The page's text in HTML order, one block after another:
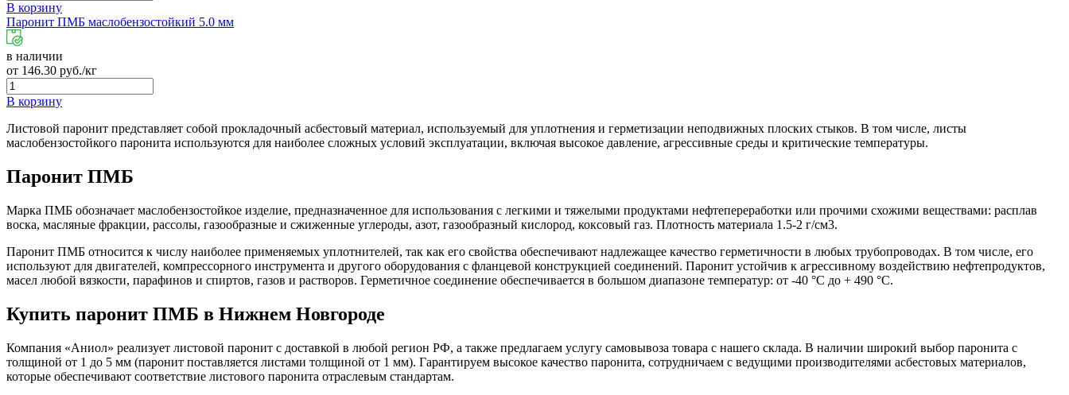
В корзину
Паронит ПМБ маслобензостойкий 5.0 мм
в наличии
от 146.30 руб./кг
В корзину
Листовой паронит представляет собой прокладочный асбестовый материал, используемый для уплотнения и герметизации неподвижных плоских стыков. В том числе, листы
маслобензостойкого паронита используются для наиболее сложных условий эксплуатации, включая высокое давление, агрессивные среды и критические температуры.
Паронит ПМБ
Марка ПМБ обозначает маслобензостойкое изделие, предназначенное для использования с легкими и тяжелыми продуктами нефтепереработки или прочими схожими веществами: расплав
воска, масляные фракции, рассолы, газообразные и сжиженные углероды, азот, газообразный кислород, коксовый газ. Плотность материала 1.5-2 г/см3.
Паронит ПМБ относится к числу наиболее применяемых уплотнителей, так как его свойства обеспечивают надлежащее качество герметичности в любых трубопроводах. В том числе, его
используют для двигателей, компрессорного инструмента и другого оборудования с фланцевой конструкцией соединений. Паронит устойчив к агрессивному воздействию нефтепродуктов,
масел любой вязкости, парафинов и спиртов, газов и растворов. Герметичное соединение обеспечивается в большом диапазоне температур: от -40 °C до + 490 °C.
Купить паронит ПМБ в Нижнем Новгороде
Компания «Аниол» реализует листовой паронит с доставкой в любой регион РФ, а также предлагаем услугу самовывоза товара с нашего склада. В наличии широкий выбор паронита с
толщиной от 1 до 5 мм (паронит поставляется листами толщиной от 1 мм). Гарантируем высокое качество паронита, сотрудничаем с ведущими производителями асбестовых материалов,
которые обеспечивают соответствие листового паронита отраслевым стандартам.